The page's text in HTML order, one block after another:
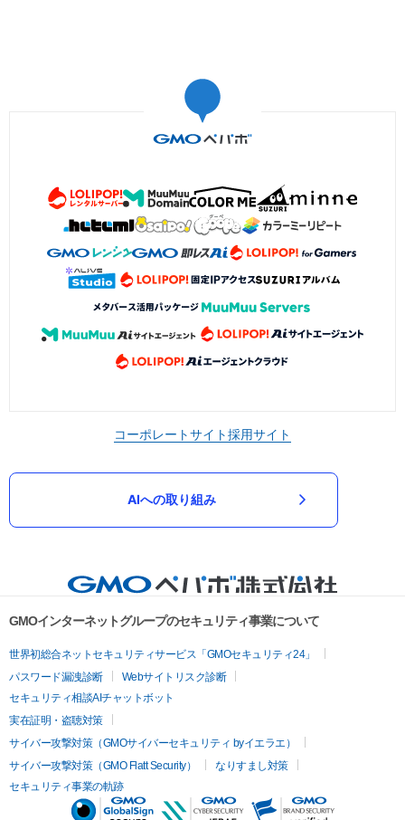
コーポレートサイト採用サイト
AIへの取り組み
GMOインターネットグループのセキュリティ事業について
世界初総合ネットセキュリティサービス「GMOセキュリティ24」
パスワード漏洩診断
Webサイトリスク診断
セキュリティ相談AIチャットボット
実在証明・盗聴対策
サイバー攻撃対策（GMOサイバーセキュリティ byイエラエ）
サイバー攻撃対策（GMO Flatt Security）
なりすまし対策
セキュリティ事業の軌跡